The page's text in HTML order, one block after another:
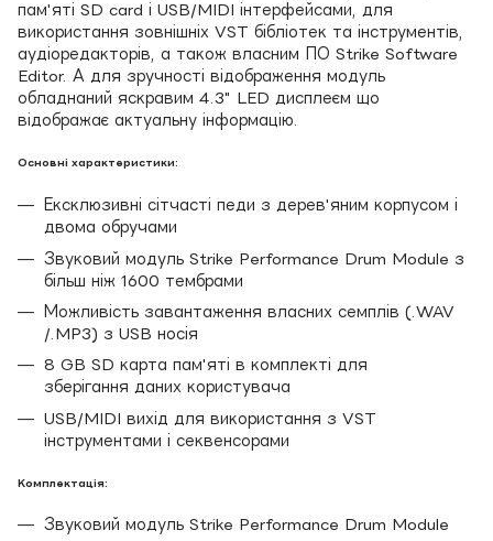
пам'яті SD card і USB/MIDI інтерфейсами, для
використання зовнішніх VST бібліотек та інструментів,
аудіоредакторів, а також власним ПО Strike Software
Editor. А для зручності відображення модуль
обладнаний яскравим 4.3" LED дисплеєм що
відображає актуальну інформацію.
Основні характеристики:
Ексклюзивні сітчасті педи з дерев'яним корпусом і
двома обручами
Звуковий модуль Strike Performance Drum Module з
більш ніж 1600 тембрами
Можливість завантаження власних семплів (.WAV
/.MP3) з USB носія
8 GB SD карта пам'яті в комплекті для
зберігання даних користувача
USB/MIDI вихід для використання з VST
інструментами і секвенсорами
Комплектація:
Звуковий модуль Strike Performance Drum Module